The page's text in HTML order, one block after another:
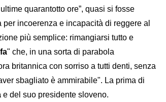
quarantotto ore”, quasi si fosse
incoerenza e incapacità di reggere al
più semplice: rimangiarsi tutto e
" che, in una sorta di parabola
britannica con sorriso a tutti denti, senza
sbagliato è ammirabile". La prima di
e del suo presidente sloveno.